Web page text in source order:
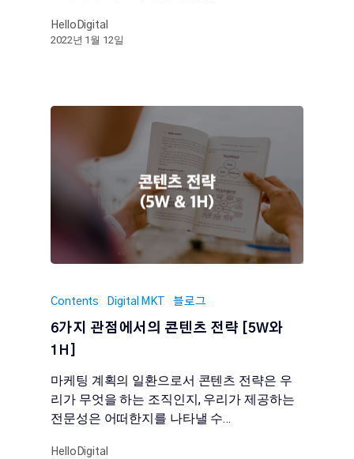
HelloDigital
2022년 1월 12일
Contents Digital MKT 블로그
6가지 관점에서의 콘텐츠 전략 [5W와
1H]
마케팅 계획의 일환으로서 콘텐츠 전략은 우
리가 무엇을 하는 조직인지, 우리가 제공하는
전문성은 어떠한지를 나타낼 수…
HelloDigital